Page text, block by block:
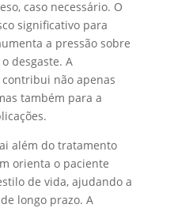
caso necessário. O
significativo para
a pressão sobre
desgaste. A
não apenas
também para a
além do tratamento
orienta o paciente
de vida, ajudando a
longo prazo. A